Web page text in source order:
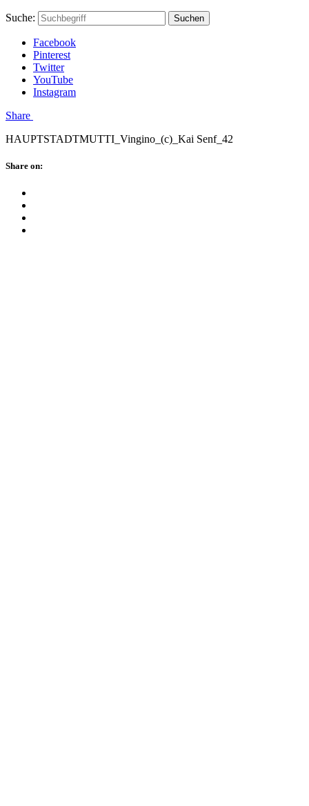
Skip
content
Hauptstadtmutti
Schließen
Search
Schließen
Suche: Suchen
Facebook
Pinterest
Twitter
YouTube
Instagram
Menü
Share
HAUPTSTADTMUTTI_Vingino_(c)_Kai Senf_42
Schließen
Share on: